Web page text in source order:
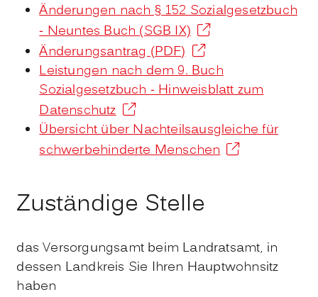
Änderungen nach § 152 Sozialgesetzbuch
- Neuntes Buch (SGB IX)
Änderungsantrag (PDF)
Leistungen nach dem 9. Buch
Sozialgesetzbuch - Hinweisblatt zum
Datenschutz
Übersicht über Nachteilsausgleiche für
schwerbehinderte Menschen
Zuständige Stelle
das Versorgungsamt beim Landratsamt, in
dessen Landkreis Sie Ihren Hauptwohnsitz
haben